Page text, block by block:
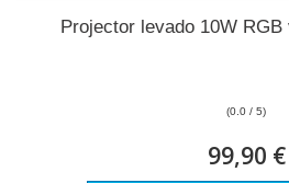
Projector levado 10W
(0.0 / 5)
99,90 €